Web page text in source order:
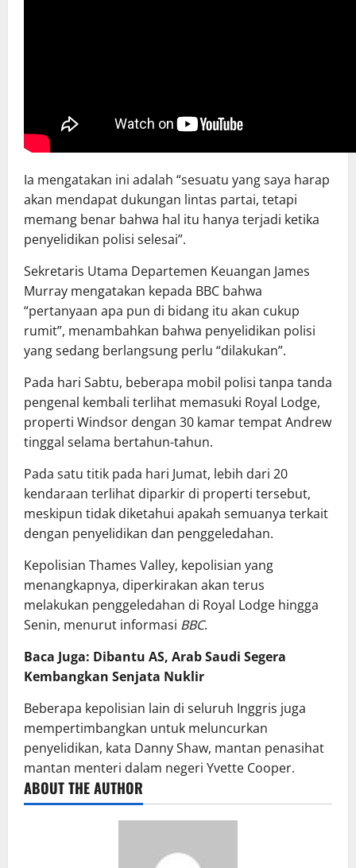
Ia mengatakan ini adalah “sesuatu yang saya harap
akan mendapat dukungan lintas partai, tetapi
memang benar bahwa hal itu hanya terjadi ketika
penyelidikan polisi selesai”.
Sekretaris Utama Departemen Keuangan James
Murray mengatakan kepada BBC bahwa
“pertanyaan apa pun di bidang itu akan cukup
rumit”, menambahkan bahwa penyelidikan polisi
yang sedang berlangsung perlu “dilakukan”.
Pada hari Sabtu, beberapa mobil polisi tanpa tanda
pengenal kembali terlihat memasuki Royal Lodge,
properti Windsor dengan 30 kamar tempat Andrew
tinggal selama bertahun-tahun.
Pada satu titik pada hari Jumat, lebih dari 20
kendaraan terlihat diparkir di properti tersebut,
meskipun tidak diketahui apakah semuanya terkait
dengan penyelidikan dan penggeledahan.
Kepolisian Thames Valley, kepolisian yang
menangkapnya, diperkirakan akan terus
melakukan penggeledahan di Royal Lodge hingga
Senin, menurut informasi BBC.
Baca Juga: Dibantu AS, Arab Saudi Segera
Kembangkan Senjata Nuklir
Beberapa kepolisian lain di seluruh Inggris juga
mempertimbangkan untuk meluncurkan
penyelidikan, kata Danny Shaw, mantan penasihat
mantan menteri dalam negeri Yvette Cooper.
ABOUT THE AUTHOR